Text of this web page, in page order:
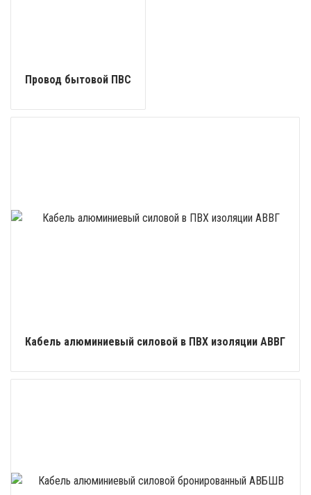
Провод бытовой ПВС
Кабель алюминиевый силовой в ПВХ изоляции АВВГ